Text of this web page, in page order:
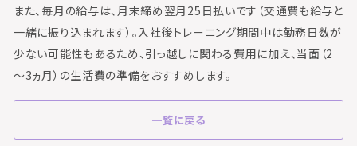
また、毎月の給与は、月末締め翌月25日払いです（交通費も給与と
一緒に振り込まれます）。入社後トレーニング期間中は勤務日数が
少ない可能性もあるため、引っ越しに関わる費用に加え、当面（2
～3ヵ月）の生活費の準備をおすすめします。
一覧に戻る